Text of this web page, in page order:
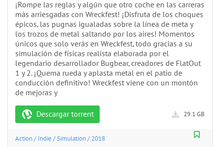
¡Rompe las reglas y algún que otro coche en las carreras
más arriesgadas con Wreckfest! ¡Disfruta de los choques
épicos, las pugnas igualadas sobre la línea de meta y
los trozos de metal saltando por los aires! Momentos
únicos que solo verás en Wreckfest, todo gracias a su
simulación de físicas realista elaborada por el
legendario desarrollador Bugbear, creadores de FlatOut
1 y 2. ¡Quema rueda y aplasta metal en el patio de
conducción definitivo! Wreckfest viene con un montón
de mejoras y
Descargar torrent 29.1 GB
Action/ Indie /Simulation/ 2018